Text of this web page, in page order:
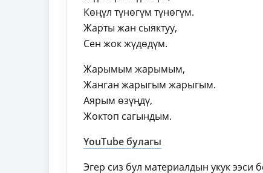
Көңүл түнөгүм түнөгүм.
Жарты жан сыяктуу,
Сен жок жүдөдүм.
Жарымым жарымым,
Жанган жарыгым жарыгым.
Аярым өзүңдү,
Жоктоп сагындым.
YouTube булагы
Эгер сиз бул материалдын укук ээси